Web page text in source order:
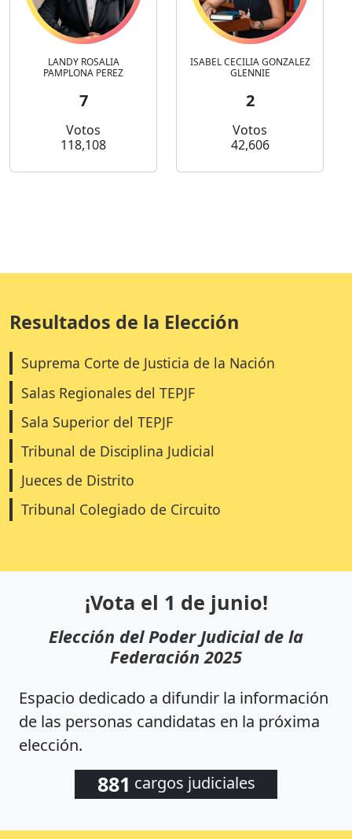
LANDY ROSALIA
PAMPLONA PEREZ
7
Votos
118,108
ISABEL CECILIA GONZALEZ
GLENNIE
2
Votos
42,606
Resultados de la Elección
Suprema Corte de Justicia de la Nación
Salas Regionales del TEPJF
Sala Superior del TEPJF
Tribunal de Disciplina Judicial
Jueces de Distrito
Tribunal Colegiado de Circuito
¡Vota el 1 de junio!
Elección del Poder Judicial de la
Federación 2025
Espacio dedicado a difundir la información
de las personas candidatas en la próxima
elección.
881 cargos judiciales